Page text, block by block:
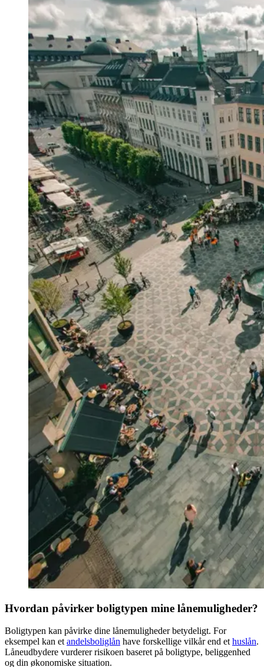
Hvordan påvirker boligtypen mine lånemuligheder?
Boligtypen kan påvirke dine lånemuligheder betydeligt. For
eksempel kan etandelsboliglån have forskellige vilkår end ethuslån.
Låneudbydere vurderer risikoen baseret på boligtype, beliggenhed
og din økonomiske situation.